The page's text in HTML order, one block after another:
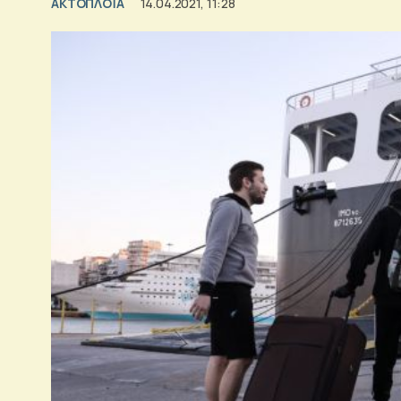
ΑΚΤΟΠΛΟΪΑ 14.04.2021, 11:28